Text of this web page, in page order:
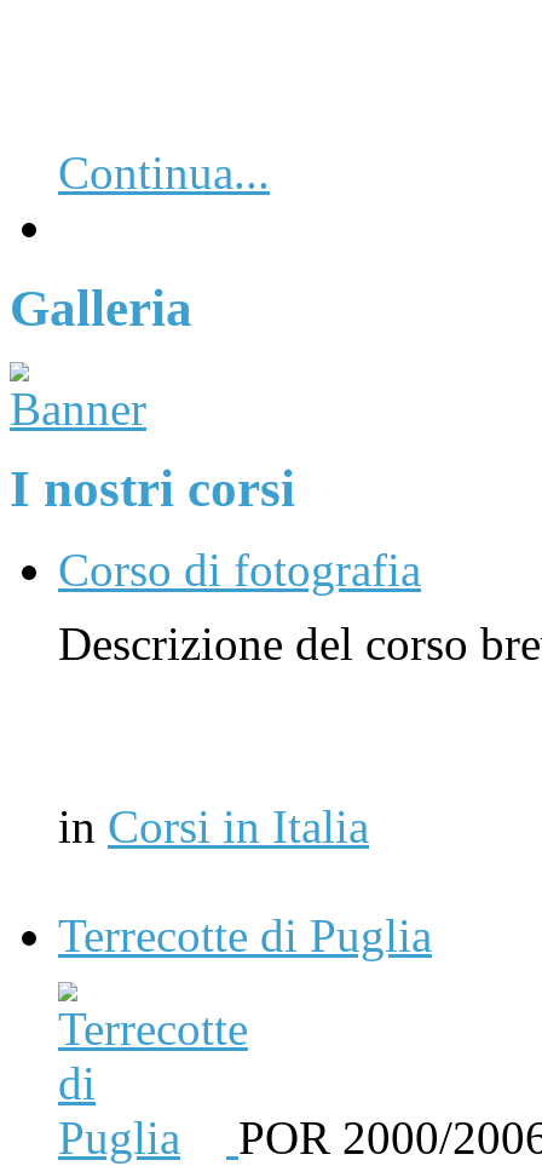
Continua...
Galleria
I nostri corsi
Corso di fotografia
Descrizione del corso
in Corsi in Italia
Terrecotte di Puglia
POR 2000/